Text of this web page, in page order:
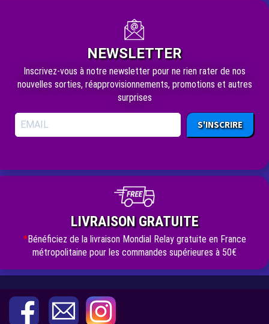
NEWSLETTER
Inscrivez-vous à notre newsletter pour ne rien rater de nos
nouvelles sorties, réapprovisionnements, promotions et autres
surprises
S'INSCRIRE
LIVRAISON GRATUITE
*Bénéficiez de la livraison Mondial Relay gratuite en France
métropolitaine pour les commandes supérieures à 50€